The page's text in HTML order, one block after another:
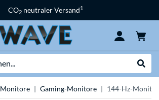
CO2 neutraler Versand1
Monitore Gaming-Monitore 144-Hz-